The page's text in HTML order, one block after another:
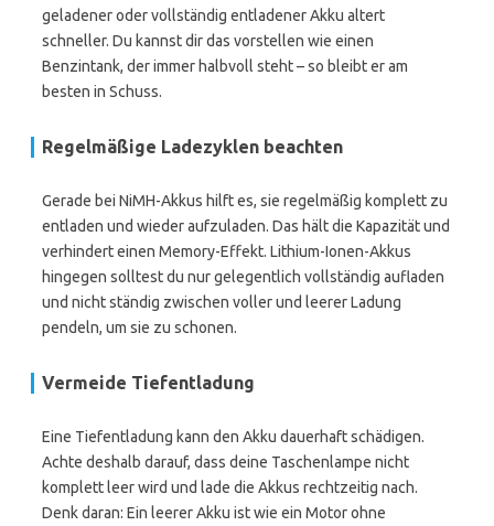
geladener oder vollständig entladener Akku altert
schneller. Du kannst dir das vorstellen wie einen
Benzintank, der immer halbvoll steht – so bleibt er am
besten in Schuss.
Regelmäßige Ladezyklen beachten
Gerade bei NiMH-Akkus hilft es, sie regelmäßig komplett zu
entladen und wieder aufzuladen. Das hält die Kapazität und
verhindert einen Memory-Effekt. Lithium-Ionen-Akkus
hingegen solltest du nur gelegentlich vollständig aufladen
und nicht ständig zwischen voller und leerer Ladung
pendeln, um sie zu schonen.
Vermeide Tiefentladung
Eine Tiefentladung kann den Akku dauerhaft schädigen.
Achte deshalb darauf, dass deine Taschenlampe nicht
komplett leer wird und lade die Akkus rechtzeitig nach.
Denk daran: Ein leerer Akku ist wie ein Motor ohne